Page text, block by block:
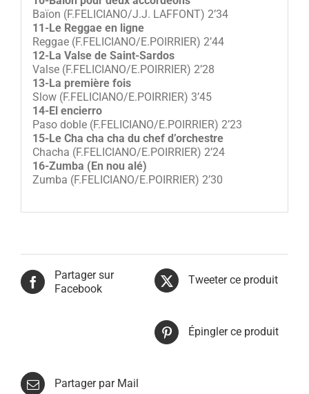
Baïon (F.FELICIANO/J.J. LAFFONT) 2’34
11-Le Reggae en ligne
Reggae (F.FELICIANO/E.POIRRIER) 2’44
12-La Valse de Saint-Sardos
Valse (F.FELICIANO/E.POIRRIER) 2’28
13-La première fois
Slow (F.FELICIANO/E.POIRRIER) 3’45
14-El encierro
Paso doble (F.FELICIANO/E.POIRRIER) 2’23
15-Le Cha cha cha du chef d’orchestre
Chacha (F.FELICIANO/E.POIRRIER) 2’24
16-Zumba (En nou alé)
Zumba (F.FELICIANO/E.POIRRIER) 2’30
Partager sur
Facebook
Tweeter ce produit
Épingler ce produit
Partager par Mail